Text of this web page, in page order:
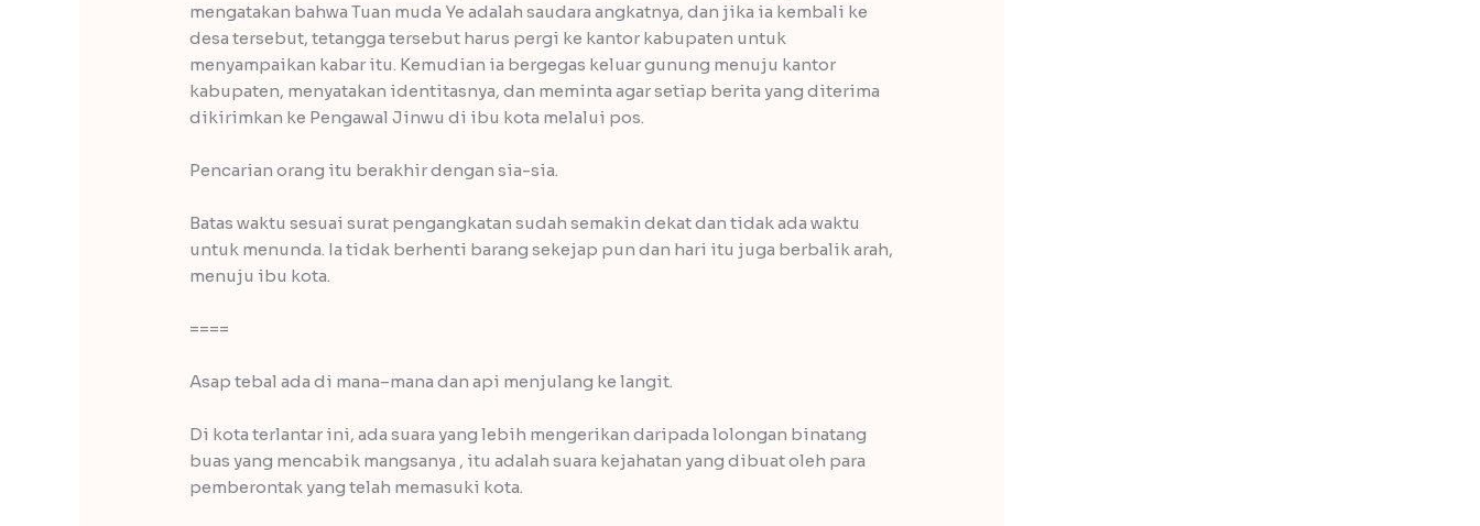
mengatakan bahwa Tuan muda Ye adalah saudara angkatnya, dan jika ia kembali ke
desa tersebut, tetangga tersebut harus pergi ke kantor kabupaten untuk
menyampaikan kabar itu. Kemudian ia bergegas keluar gunung menuju kantor
kabupaten, menyatakan identitasnya, dan meminta agar setiap berita yang diterima
dikirimkan ke Pengawal Jinwu di ibu kota melalui pos.
Pencarian orang itu berakhir dengan sia-sia.
Batas waktu sesuai surat pengangkatan sudah semakin dekat dan tidak ada waktu
untuk menunda. Ia tidak berhenti barang sekejap pun dan hari itu juga berbalik arah,
menuju ibu kota.
====
Asap tebal ada di mana–mana dan api menjulang ke langit.
Di kota terlantar ini, ada suara yang lebih mengerikan daripada lolongan binatang
buas yang mencabik mangsanya , itu adalah suara kejahatan yang dibuat oleh para
pemberontak yang telah memasuki kota.